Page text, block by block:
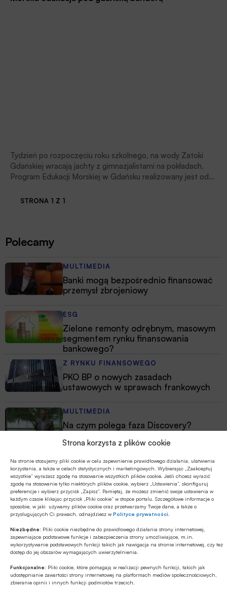
Strona korzysta z plików cookie
Na stronie stosujemy pliki cookie w celu zapewnienie prawidłowego działania, ułatwienia
korzystania, a także w celach statystycznych i marketingowych. Wybierając „Zaakceptuj
wszystkie” wyrażasz zgodę na stosowanie wszystkich plików cookie. Jeśli chcesz wyrazić
zgodę na stosowanie tylko niektórych plików cookie, wybierz „Ustawienia”, skonfiguruj
preferencje i wybierz przycisk „Zapisz”. Pamiętaj, że możesz zmienić swoje ustawienia w
każdym czasie klikając przycisk „Pliki cookie” w stopce portalu. Szczegółowe informacje o
sposobie, w jaki używamy plików cookie oraz przetwarzamy Twoje dane, a także o
przysługujących Ci prawach, odnajdziesz wPolityce prywatności
Niezbędne: Pliki cookie niezbędne do prawidłowego działania strony internetowej,
zapewniające podstawowe funkcje i zabezpieczenia strony umożliwiające, m.in.
wykorzystywanie podstawowych funkcji takich jak nawigacja na stronie internetowej, czy tez
dostęp do jej obszarów wymagających uwierzytelnienia.
Funkcjonalne: Pliki cookie, które pomagają w realizacji pewnych funkcji, takich jak
udostępnianie zawartości strony internetowej na platformach mediów społecznościowych,
zbieranie opinii i innych funkcji podmiotów trzecich.
Tydzień po rozpoczęciu roku szkolnego, na wody Zatoki
Gdańskiej wracają jachty z gimnazjalistami na pokładach.
Program Edukacji Morskiej w Gdańsku realizowany jest od
STRONA 1 Z 1
Polecamy
MULTIMEDIA
Banki mogą bezpośrednio finansować
przemysł zbrojeniowy
ESG
Zielone remonty odrębnym, masowym
segmentem rynku finansowania
bankowego?
Z RYNKU FINANSOWEGO
PKO BP o nowych zasadach
ustawowych w sprawach frankowych
MULTIMEDIA
Na czym polega faza Discovery?